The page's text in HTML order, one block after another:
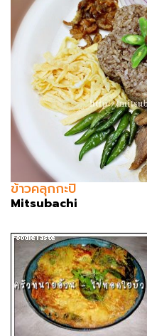
ข้าวคลุกกะปิ
Mitsubachi